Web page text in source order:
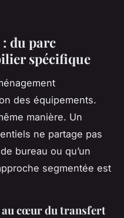
du parc
spécifique
des équipements.
manière. Un
ne partage pas
bureau ou qu’un
segmentée est
cœur du transfert